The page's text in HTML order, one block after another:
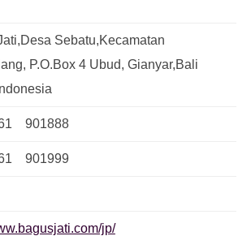
Sebatu,Kecamatan
P.O.Box 4 Ubud, Gianyar,Bali
901888
901999
jp/